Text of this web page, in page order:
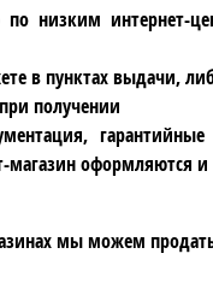
по низким интернет-
в пунктах выдачи,
получении
магазин оформляются
мы можем